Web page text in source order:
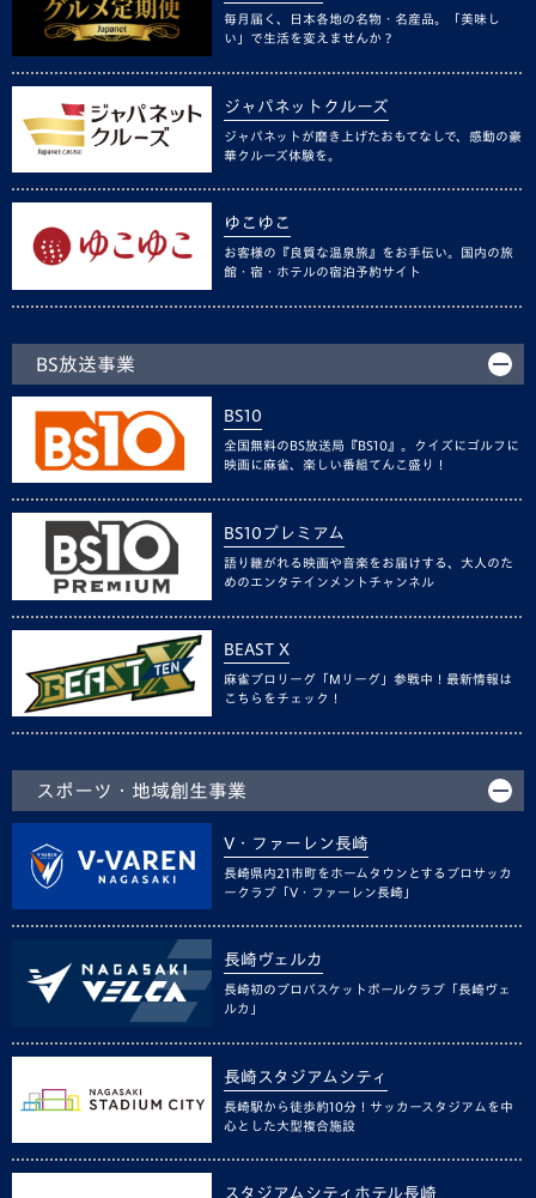
毎月届く、日本各地の名物・名産品。「美味し
い」で生活を変えませんか？
ジャパネットクルーズ
ジャパネットが磨き上げたおもてなしで、感動の豪
華クルーズ体験を。
ゆこゆこ
お客様の『良質な温泉旅』をお手伝い。国内の旅
館・宿・ホテルの宿泊予約サイト
BS放送事業
BS10
全国無料のBS放送局『BS10』。クイズにゴルフに
映画に麻雀、楽しい番組てんこ盛り！
BS10プレミアム
語り継がれる映画や音楽をお届けする、大人のた
めのエンタテインメントチャンネル
BEAST X
麻雀プロリーグ「Mリーグ」参戦中！最新情報は
こちらをチェック！
スポーツ・地域創生事業
V・ファーレン長崎
長崎県内21市町をホームタウンとするプロサッカ
ークラブ「V・ファーレン長崎」
長崎ヴェルカ
長崎初のプロバスケットボールクラブ「長崎ヴェ
ルカ」
長崎スタジアムシティ
長崎駅から徒歩約10分！サッカースタジアムを中
心とした大型複合施設
スタジアムシティホテル長崎